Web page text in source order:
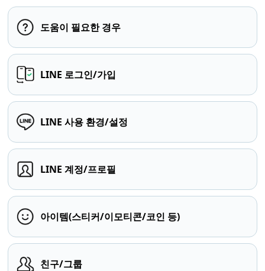
도움이 필요한 경우
LINE 로그인/가입
LINE 사용 환경/설정
LINE 계정/프로필
아이템(스티커/이모티콘/코인 등)
친구/그룹